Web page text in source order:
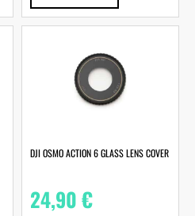
DJI OSMO ACTION 6 GLASS LENS COVER
24,90€